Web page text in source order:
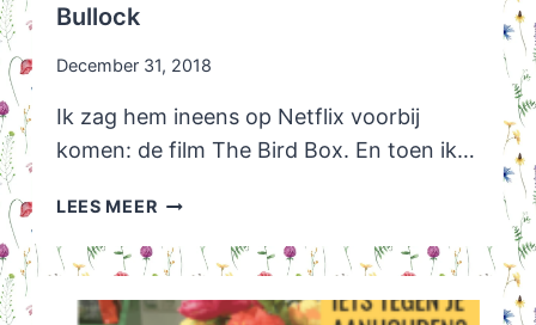
Bullock
December 31, 2018
Ik zag hem ineens op Netflix voorbij
komen: de film The Bird Box. En toen ik…
LEES MEERNETFLIX
THE
BOX